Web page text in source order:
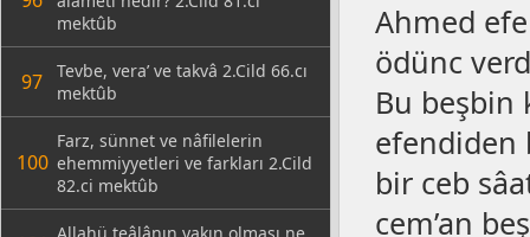
mektûb
97
Tevbe, vera’ ve takvâ 2.Cild 66.cı
mektûb
100
Farz, sünnet ve nâfilelerin
ehemmiyyetleri ve farkları 2.Cild
82.ci mektûb
Ahmed
ödünc
Bu beşbin
efendiden
bir ceb
cem’an